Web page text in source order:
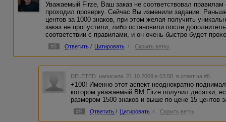
Уважаемый Firze, Ваш заказ не соответствовал
проходил проверку. Сейчас Вы изменили задание.
центов за 1000 знаков, при этом желая получить
заказ не пропустили, либо остановили после
соответствии с правилами, и он очень быстро будет
#8 Ответить / Цитировать / Скрыть ветку
DELETED написала 21.10.2009 в 03:58 в ответ на #8
+100! Именно этот аспект неоднократно
котором уважаемый ВМ Firze получил десятки,
размером 1500 знаков и выше по цене 15 центов
#9 Ответить / Цитировать / Скрыть ветку